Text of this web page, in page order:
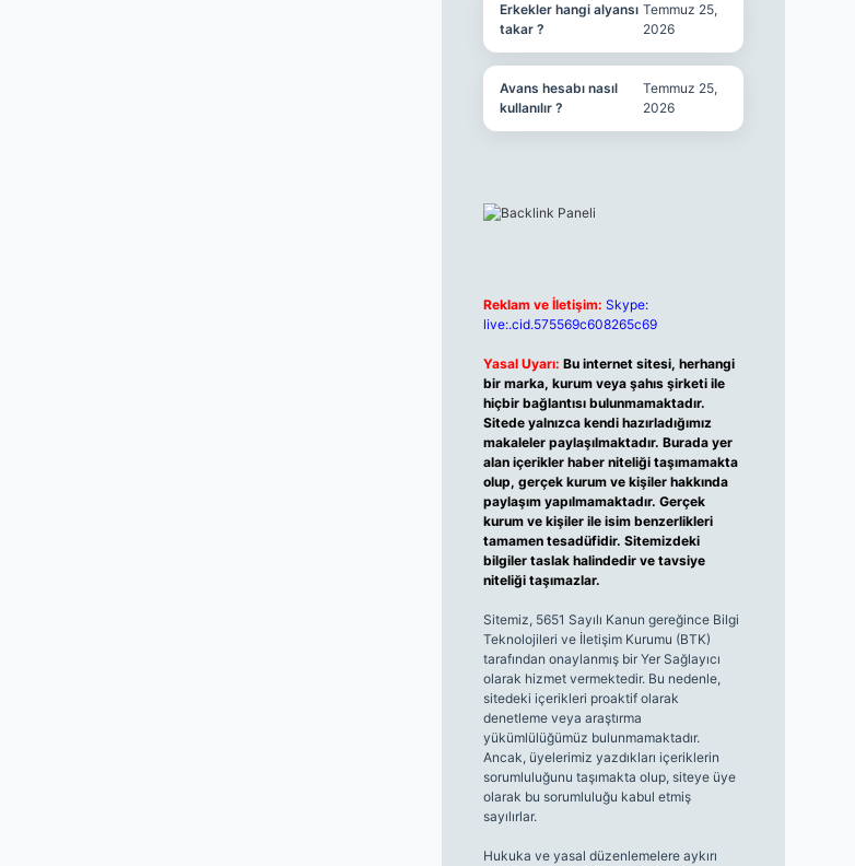
Erkekler hangi alyansı
takar ?
Temmuz 25,
2026
Avans hesabı nasıl
kullanılır ?
Temmuz 25,
2026
Reklam ve İletişim: Skype:
live:.cid.575569c608265c69
Yasal Uyarı: Bu internet sitesi, herhangi
bir marka, kurum veya şahıs şirketi ile
hiçbir bağlantısı bulunmamaktadır.
Sitede yalnızca kendi hazırladığımız
makaleler paylaşılmaktadır. Burada yer
alan içerikler haber niteliği taşımamakta
olup, gerçek kurum ve kişiler hakkında
paylaşım yapılmamaktadır. Gerçek
kurum ve kişiler ile isim benzerlikleri
tamamen tesadüfidir. Sitemizdeki
bilgiler taslak halindedir ve tavsiye
niteliği taşımazlar.
Sitemiz, 5651 Sayılı Kanun gereğince Bilgi
Teknolojileri ve İletişim Kurumu (BTK)
tarafından onaylanmış bir Yer Sağlayıcı
olarak hizmet vermektedir. Bu nedenle,
sitedeki içerikleri proaktif olarak
denetleme veya araştırma
yükümlülüğümüz bulunmamaktadır.
Ancak, üyelerimiz yazdıkları içeriklerin
sorumluluğunu taşımakta olup, siteye üye
olarak bu sorumluluğu kabul etmiş
sayılırlar.
Hukuka ve yasal düzenlemelere aykırı